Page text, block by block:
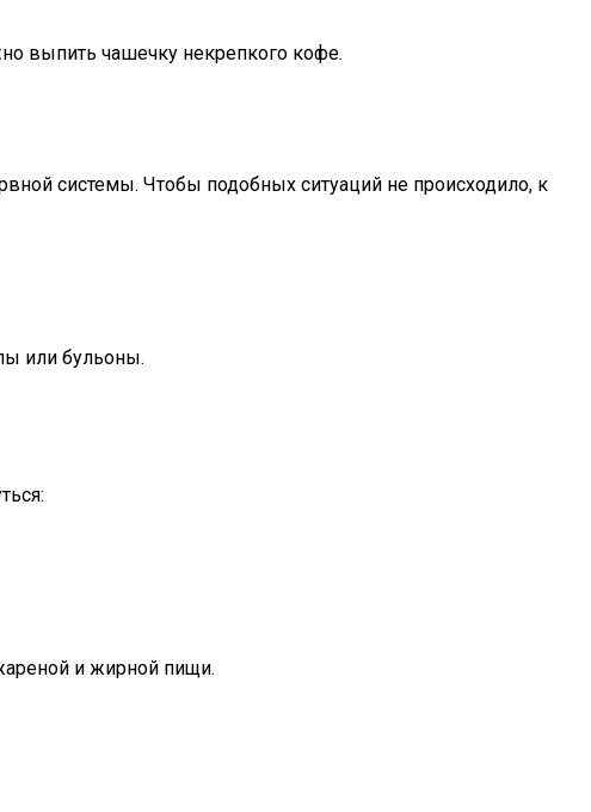
выпить чашечку некрепкого кофе.
системы. Чтобы подобных ситуаций не происходило, к
или бульоны.
и жирной пищи.